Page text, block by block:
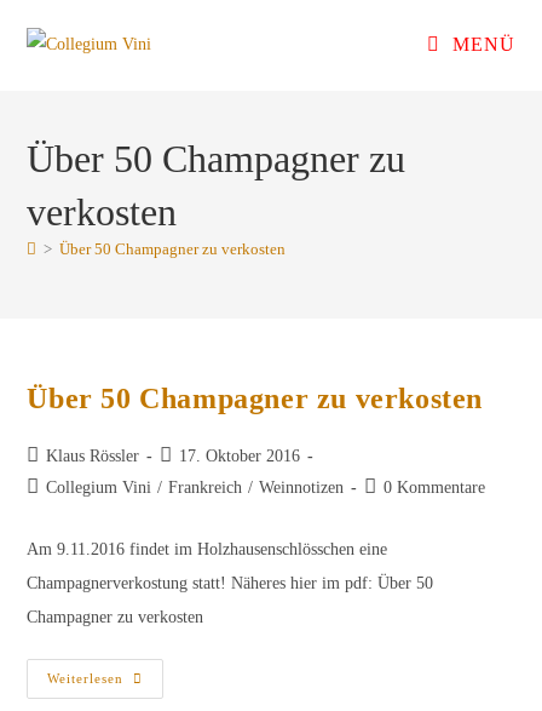
Inhalt
MENÜ
Über 50 Champagner zu
verkosten
> Über 50 Champagner zu verkosten
Über 50 Champagner zu verkosten
Beitrags-
Autor:
Klaus Rössler
Beitrag
veröffentlicht:
17. Oktober 2016
Beitrags-
Collegium Vini / Frankreich / Weinnotizen
Beitrags-
0 Kommentare
Am 9.11.2016 findet im Holzhausenschlösschen eine
Champagnerverkostung statt! Näheres hier im pdf: Über 50
Champagner zu verkosten
Weiterlesen
Über
50